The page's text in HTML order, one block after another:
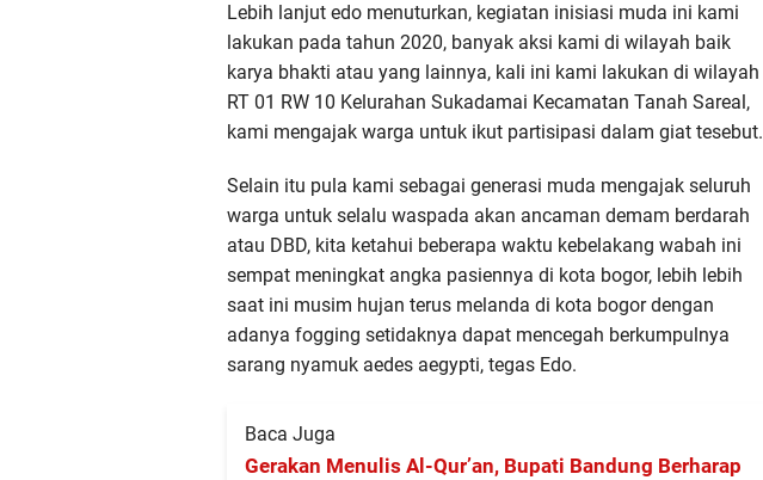
Lebih lanjut edo menuturkan, kegiatan inisiasi muda ini kami
lakukan pada tahun 2020, banyak aksi kami di wilayah baik
karya bhakti atau yang lainnya, kali ini kami lakukan di wilayah
RT 01 RW 10 Kelurahan Sukadamai Kecamatan Tanah Sareal,
kami mengajak warga untuk ikut partisipasi dalam giat tesebut.
Selain itu pula kami sebagai generasi muda mengajak seluruh
warga untuk selalu waspada akan ancaman demam berdarah
atau DBD, kita ketahui beberapa waktu kebelakang wabah ini
sempat meningkat angka pasiennya di kota bogor, lebih lebih
saat ini musim hujan terus melanda di kota bogor dengan
adanya fogging setidaknya dapat mencegah berkumpulnya
sarang nyamuk aedes aegypti, tegas Edo.
Baca Juga
Gerakan Menulis Al-Qur’an, Bupati Bandung Berharap